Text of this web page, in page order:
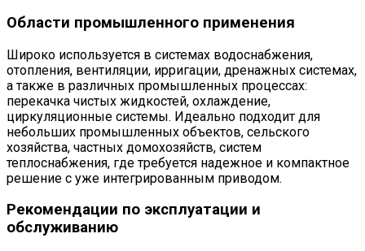
Области промышленного применения
Широко используется в системах водоснабжения,
отопления, вентиляции, ирригации, дренажных системах,
а также в различных промышленных процессах:
перекачка чистых жидкостей, охлаждение,
циркуляционные системы. Идеально подходит для
небольших промышленных объектов, сельского
хозяйства, частных домохозяйств, систем
теплоснабжения, где требуется надежное и компактное
решение с уже интегрированным приводом.
Рекомендации по эксплуатации и
обслуживанию